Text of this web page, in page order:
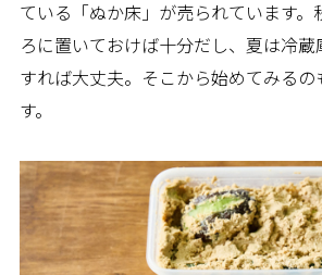
ている「ぬか床」が売られています。
ろに置いておけば十分だし、夏は冷
すれば大丈夫。そこから始めてみるの
す。